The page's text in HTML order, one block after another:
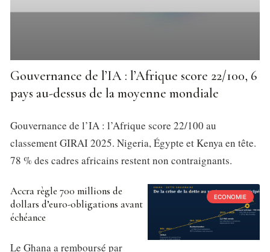
Gouvernance de l’IA : l’Afrique score 22/100, 6
pays au-dessus de la moyenne mondiale
Gouvernance de l’IA : l’Afrique score 22/100 au
classement GIRAI 2025. Nigeria, Égypte et Kenya en tête.
78 % des cadres africains restent non contraignants.
ECONOMIE
Accra règle 700 millions de
dollars d’euro-obligations avant
échéance
Le Ghana a remboursé par